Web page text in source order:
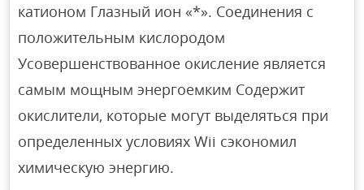
катионом Глазный ион «*». Соединения с
положительным кислородом
Усовершенствованное окисление является
самым мощным энергоемким Содержит
окислители, которые могут выделяться при
определенных условиях Wii сэкономил
химическую энергию.